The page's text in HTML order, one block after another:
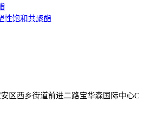
性饱和共聚酯
区西乡街道前进二路宝华森国际中心C